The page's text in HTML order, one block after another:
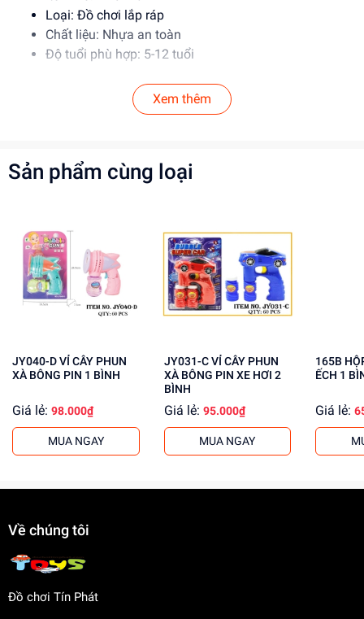
Loại: Đồ chơi lắp ráp
Chất liệu: Nhựa an toàn
Độ tuổi phù hợp: 5-12 tuổi
Hướng Dẫn Sử Dụng
Đọc kỹ hướng dẫn trước khi sử dụng
Lợi Ích Phát Triển
Rèn luyện kỹ năng giải quyết vấn đề
Tăng cường khả năng phối hợp tay mắt
Mua ngay tạidochoitinphat.com, chúng tôi cung cấp giá sỉ
cho khách buôn. Liên hệ ngay để biết thêm thông tin!
Xem thêm
Sản phẩm cùng loại
JY040-D VỈ CÂY PHUN
XÀ BÔNG PIN 1 BÌNH
Giá lẻ: 98.000₫
MUA NGAY
JY031-C VỈ CÂY PHUN
XÀ BÔNG PIN XE HƠI 2
BÌNH
Giá lẻ: 95.000₫
MUA NGAY
165B HỘP XÀ BÔNG PIN
ẾCH 1
Giá lẻ:
Về chúng tôi
Đồ chơi Tín Phát